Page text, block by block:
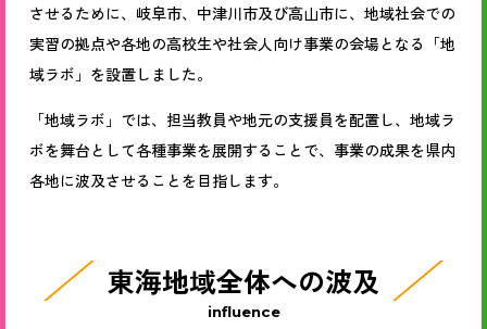
させるために、岐阜市、中津川市及び高山市に、地域社会での
実習の拠点や各地の高校生や社会人向け事業の会場となる「地
域ラボ」を設置しました。
「地域ラボ」では、担当教員や地元の支援員を配置し、地域ラ
ボを舞台として各種事業を展開することで、事業の成果を県内
各地に波及させることを目指します。
東海地域全体への波及
influence